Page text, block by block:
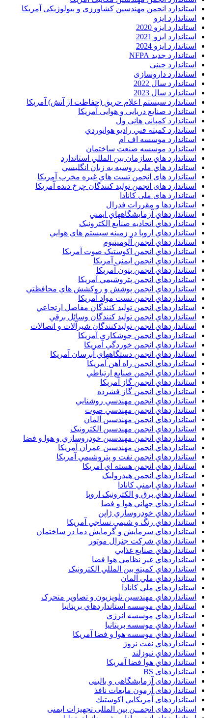
استاندارد انجمن مهندسین کشاورزی و بیولوژیکی آمریکا
استاندارد ایزو
استاندارد ایزو 2020
استاندارد ایزو 2021
استاندارد ایزو 2024
استاندارد جدید NFPA
استاندارد چینی
استاندارد داروسازی
استاندارد سال 2022
استاندارد سال 2023
استاندارد سیستم اعلام حریق (حفاظت از آتش) آمریکا
استاندارد صنایع دریایی و هوایی آمریکا
استاندارد کمپانی هانی ول
استاندارد کميته فني راديو هوانوردي
استاندارد موسسه اف ام
استاندارد موسسه صنعت ساختمان
استاندارد هاي سازمان بين المللي استاندارد
استاندارد هاي ملي روسيه به زبان انگليسي
استاندارد های انجمن تست هاي غيره مخرب آمريکا
استاندارد های انجمن توليد کنندگان چرخ دنده آمريکا
استاندارد های ملی کانادا
استانداردها و مقررات فدرال
استانداردهاي آزمايشگاههاي ايمني
استانداردهاي اتحاديه صنايع الکترونبک
استانداردهاي اروپا در زمينه سيستم هاي هوايي
استانداردهاي انجمن آلومينيوم
استانداردهاي انجمن اکوستيک صوت آمريکا
استانداردهاي انجمن ايمني آمريکا
استانداردهاي انجمن بتون آمريکا
استانداردهاي انجمن پتروشيمي آمريکا
استانداردهاي انجمن پوشش و روکشش هاي محافظتي
استانداردهاي انجمن تست مواد آمريکا
استانداردهاي انجمن توليد کنندگان مفاصل ارتجاعي
استانداردهاي انجمن توليد کنندگان وسائل برقي
استانداردهاي انجمن توليدکنندگان شيرآلات و اتصالات
استانداردهاي انجمن جوشکاري آمريکا
استانداردهاي انجمن خوردگي آمريکا
استانداردهاي انجمن دستگاههاي آبرسان آمريکا
استانداردهاي انجمن راه آهن آمريکا
استانداردهاي انجمن صنايع ارتباطي
استانداردهاي انجمن گاز آمريکا
استانداردهاي انجمن گاز فشرده
استانداردهاي انجمن مهندسي روشنايي
استانداردهاي انجمن مهندسي صوت
استانداردهاي انجمن مهندسين آلمان
استانداردهاي انجمن مهندسين الکترونيک
استانداردهاي انجمن مهندسين خودروسازي و هوا و فضا
استانداردهاي انجمن مهندسين عمران آمريکا
استانداردهاي انجمن نفت و پتروشيمي آمريکا
استانداردهاي انجمن هسته اي آمريکا
استانداردهاي انجمن هيدروليک
استانداردهاي ايمني کانادا
استانداردهاي برق و الکترونبک اروپا
استانداردهاي جهاني هوا و فضا
استانداردهاي خودروسازي ژاپن
استانداردهاي رنگ و شيمي نساجي آمريکا
استانداردهاي سرمايش و گرمايش دما در ساختمان
استانداردهاي شرکت جنرال موتور
استانداردهاي صنايع غذايي
استانداردهاي غير نظامي هوا فضا
استانداردهاي کميته بين المللي الکترونيک
استانداردهاي ملي آلمان
استانداردهاي ملي کانادا
استانداردهاي مهندسين تلويزيون و تصاوير متحرک
استانداردهاي موسسه استانداردهاي بريتانيا
استانداردهاي موسسه انرژي
استانداردهاي موسسه بريتانيا
استانداردهاي موسسه هوا و فضا آمريکا
استانداردهاي نفت نروژ
استانداردهاي نيوزلند
استانداردهاي هوا فضا آمريکا
استانداردهای BS
استانداردهای آزمایشگاهی و بالینی
استانداردهای آزمون مایعات نافذ
استانداردهای آمريكايي اكوستيك
استانداردهای انجمــن بين المللى تجهيزات ايمنى